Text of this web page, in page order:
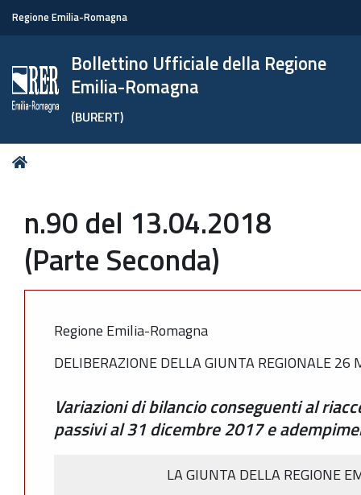
Regione Emilia-Romagna
Bollettino Ufficiale della Regione
Emilia-Romagna
(BURERT)
Tu
n.90 del 13.04.2018
(Parte Seconda)
Regione Emilia-Romagna
DELIBERAZIONE DELLA GIUNTA REGIONALE
Variazioni di bilancio conseguenti al
passivi al 31 dicembre 2017 e
LA GIUNTA DELLA REGIONE